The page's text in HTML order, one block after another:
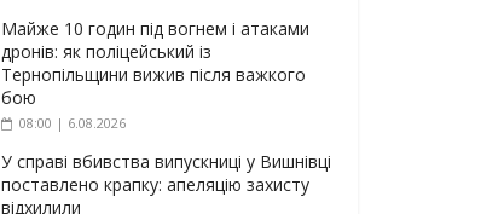
Майже 10 годин під вогнем і атаками
дронів: як поліцейський із
Тернопільщини вижив після важкого
бою
08:00 | 6.08.2026
У справі вбивства випускниці у Вишнівці
поставлено крапку: апеляцію захисту
відхилили